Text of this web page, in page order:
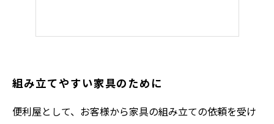
組み立てやすい家具のために
便利屋として、お客様から家具の組み立ての依頼を受け